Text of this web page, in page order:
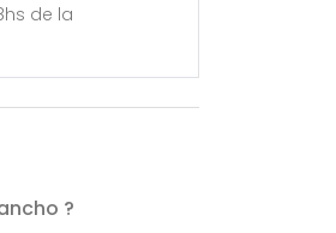
de la
?